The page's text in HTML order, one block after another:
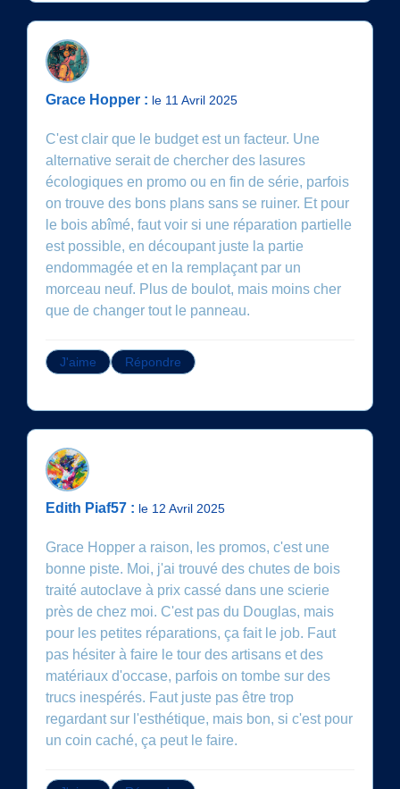
Grace Hopper : le 11 Avril 2025
C'est clair que le budget est un facteur. Une
alternative serait de chercher des lasures
écologiques en promo ou en fin de série, parfois
on trouve des bons plans sans se ruiner. Et pour
le bois abîmé, faut voir si une réparation partielle
est possible, en découpant juste la partie
endommagée et en la remplaçant par un
morceau neuf. Plus de boulot, mais moins cher
que de changer tout le panneau.
J'aime Répondre
Edith Piaf57 : le 12 Avril 2025
Grace Hopper a raison, les promos, c'est une
bonne piste. Moi, j'ai trouvé des chutes de bois
traité autoclave à prix cassé dans une scierie
près de chez moi. C'est pas du Douglas, mais
pour les petites réparations, ça fait le job. Faut
pas hésiter à faire le tour des artisans et des
matériaux d'occase, parfois on tombe sur des
trucs inespérés. Faut juste pas être trop
regardant sur l'esthétique, mais bon, si c'est pour
un coin caché, ça peut le faire.